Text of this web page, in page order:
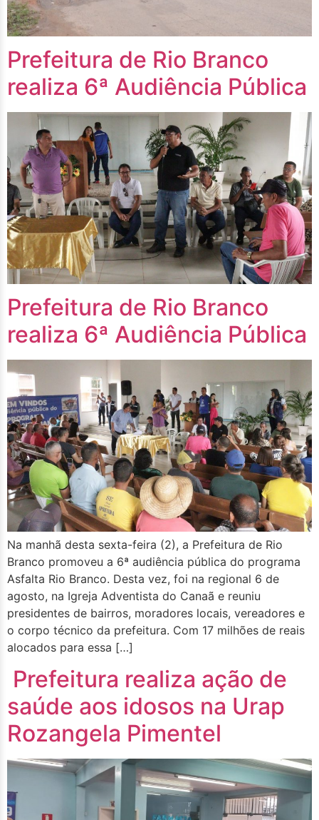
Prefeitura de Rio Branco
realiza 6ª Audiência Pública
Prefeitura de Rio Branco
realiza 6ª Audiência Pública
Na manhã desta sexta-feira (2), a Prefeitura de Rio
Branco promoveu a 6ª audiência pública do programa
Asfalta Rio Branco. Desta vez, foi na regional 6 de
agosto, na Igreja Adventista do Canaã e reuniu
presidentes de bairros, moradores locais, vereadores e
o corpo técnico da prefeitura. Com 17 milhões de reais
alocados para essa […]
Prefeitura realiza ação de
saúde aos idosos na Urap
Rozangela Pimentel